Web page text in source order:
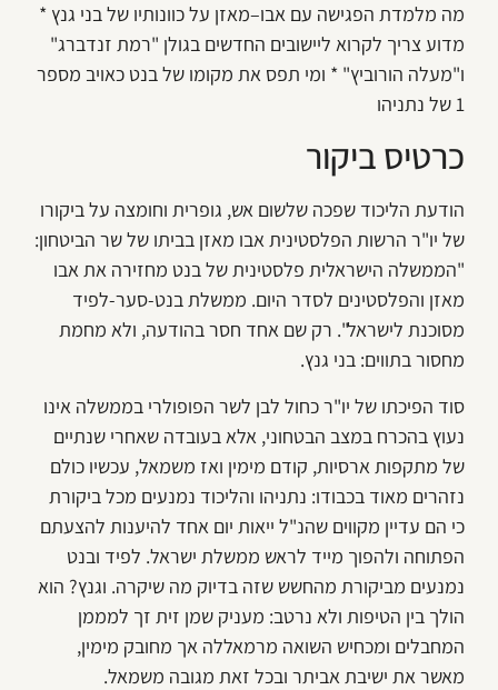
מה מלמדת הפגישה עם אבו–מאזן על כוונותיו של בני גנץ *
מדוע צריך לקרוא ליישובים החדשים בגולן "רמת זנדברג"
ו"מעלה הורוביץ" * ומי תפס את מקומו של בנט כאויב מספר
1 של נתניהו
כרטיס ביקור
הודעת הליכוד שפכה שלשום אש, גופרית וחומצה על ביקורו
של יו"ר הרשות הפלסטינית אבו מאזן בביתו של שר הביטחון:
"הממשלה הישראלית פלסטינית של בנט מחזירה את אבו
מאזן והפלסטינים לסדר היום. ממשלת בנט-סער-לפיד
מסוכנת לישראל". רק שם אחד חסר בהודעה, ולא מחמת
מחסור בתווים: בני גנץ.
סוד הפיכתו של יו"ר כחול לבן לשר הפופולרי בממשלה אינו
נעוץ בהכרח במצב הבטחוני, אלא בעובדה שאחרי שנתיים
של מתקפות ארסיות, קודם מימין ואז משמאל, עכשיו כולם
נזהרים מאוד בכבודו: נתניהו והליכוד נמנעים מכל ביקורת
כי הם עדיין מקווים שהנ"ל ייאות יום אחד להיענות להצעתם
הפתוחה ולהפוך מייד לראש ממשלת ישראל. לפיד ובנט
נמנעים מביקורת מהחשש שזה בדיוק מה שיקרה. וגנץ? הוא
הולך בין הטיפות ולא נרטב: מעניק שמן זית זך למממן
המחבלים ומכחיש השואה מרמאללה אך מחובק מימין,
מאשר את ישיבת אביתר ובכל זאת מגובה משמאל.